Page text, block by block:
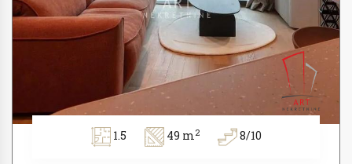
1.5 49 m2 8/10